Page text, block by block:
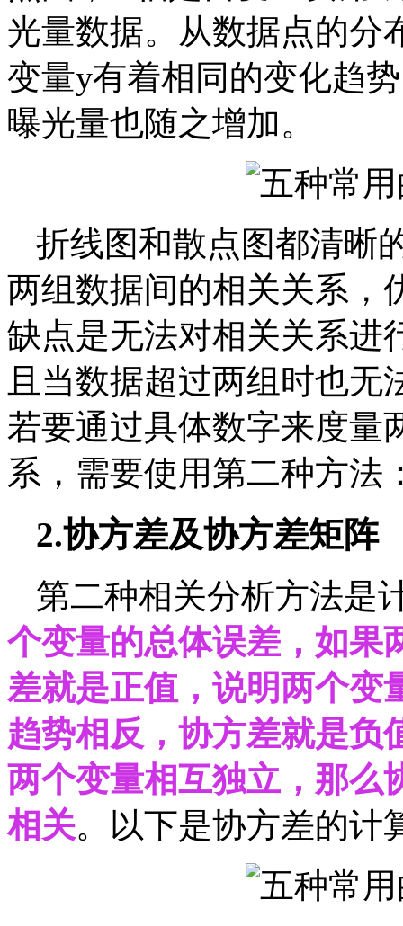
光量数据。从数据点的分
变量y有着相同的变化趋
曝光量也随之增加。
折线图和散点图都清晰
两组数据间的相关关系，
缺点是无法对相关关系进
且当数据超过两组时也
若要通过具体数字来度量
系，需要使用第二种方法
2.协方差及协方差矩阵
第二种相关分析方法是
个变量的总体误差，如果
差就是正值，说明两个变
趋势相反，协方差就是负
两个变量相互独立，那么
相关。以下是协方差的计